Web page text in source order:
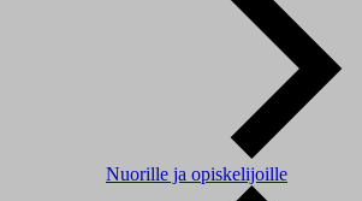
Nuorille ja opiskelijoille